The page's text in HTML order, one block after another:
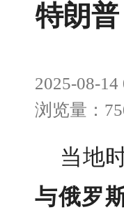
特朗
2025-08-
浏览量：
当地
与俄罗